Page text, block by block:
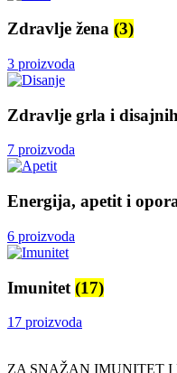
Zdravlje žena (3)
3 proizvoda
Zdravlje grla i
7 proizvoda
Energija, apetit i
6 proizvoda
Imunitet (17)
17 proizvoda
ZA SNAŽAN IMUNITET I